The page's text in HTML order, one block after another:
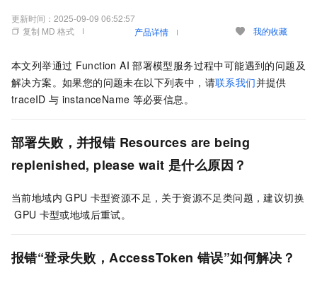
更新时间： 2025-09-09 06:52:57
复制 MD 格式
产品详情 我的收藏
本文列举通过 Function AI 部署模型服务过程中可能遇到的问题及
解决方案。如果您的问题未在以下列表中，请联系我们并提供
traceID 与 instanceName 等必要信息。
部署失败，并报错 Resources are being
replenished, please wait 是什么原因？
当前地域内 GPU 卡型资源不足，关于资源不足类问题，建议切换
GPU 卡型或地域后重试。
报错“登录失败，AccessToken 错误”如何解决？